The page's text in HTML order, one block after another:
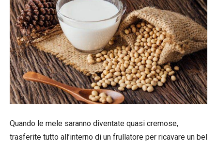
Quando le mele saranno diventate quasi cremose,
trasferite tutto all’interno di un frullatore per ricavare un bel